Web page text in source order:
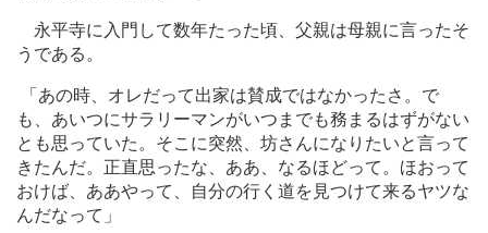
永平寺に入門して数年たった頃、父親は母親に言ったそ
うである。
「あの時、オレだって出家は賛成ではなかったさ。で
も、あいつにサラリーマンがいつまでも務まるはずがない
とも思っていた。そこに突然、坊さんになりたいと言って
きたんだ。正直思ったな、ああ、なるほどって。ほおって
おけば、ああやって、自分の行く道を見つけて来るヤツな
んだなって」